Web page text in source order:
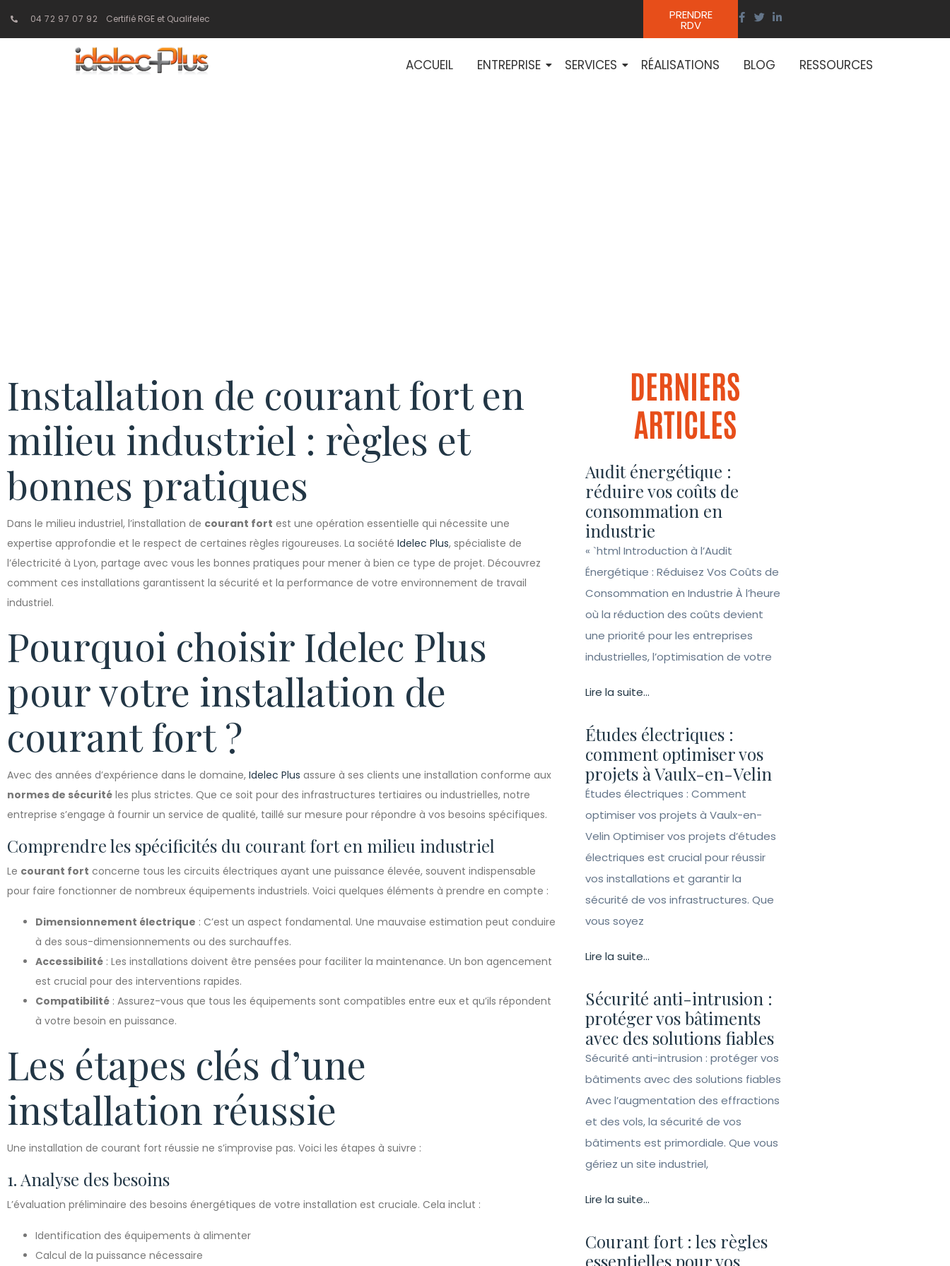
04 72 97 07 92 Certifié RGE et Qualifelec PRENDRE
RDV
ACCUEIL ENTREPRISE SERVICES RÉALISATIONS BLOG RESSOURCES
Installation de courant fort en
milieu industriel : règles et
bonnes pratiques
Dans le milieu industriel, l’installation de courant fort est une opération essentielle qui nécessite une
expertise approfondie et le respect de certaines règles rigoureuses. La société Idelec Plus, spécialiste de
l’électricité à Lyon, partage avec vous les bonnes pratiques pour mener à bien ce type de projet. Découvrez
comment ces installations garantissent la sécurité et la performance de votre environnement de travail
industriel.
Pourquoi choisir Idelec Plus
pour votre installation de
courant fort ?
Avec des années d’expérience dans le domaine, Idelec Plus assure à ses clients une installation conforme aux
normes de sécurité les plus strictes. Que ce soit pour des infrastructures tertiaires ou industrielles, notre
entreprise s’engage à fournir un service de qualité, taillé sur mesure pour répondre à vos besoins spécifiques.
Comprendre les spécificités du courant fort en milieu industriel
Le courant fort concerne tous les circuits électriques ayant une puissance élevée, souvent indispensable
pour faire fonctionner de nombreux équipements industriels. Voici quelques éléments à prendre en compte :
Dimensionnement électrique : C’est un aspect fondamental. Une mauvaise estimation peut conduire
à des sous-dimensionnements ou des surchauffes.
Accessibilité : Les installations doivent être pensées pour faciliter la maintenance. Un bon agencement
est crucial pour des interventions rapides.
Compatibilité : Assurez-vous que tous les équipements sont compatibles entre eux et qu’ils répondent
à votre besoin en puissance.
Les étapes clés d’une
installation réussie
Une installation de courant fort réussie ne s’improvise pas. Voici les étapes à suivre :
1. Analyse des besoins
L’évaluation préliminaire des besoins énergétiques de votre installation est cruciale. Cela inclut :
Identification des équipements à alimenter
Calcul de la puissance nécessaire
DERNIERS
ARTICLES
Audit énergétique :
réduire vos coûts de
consommation en
industrie
« `html Introduction à l’Audit
Énergétique : Réduisez Vos Coûts de
Consommation en Industrie À l’heure
où la réduction des coûts devient
une priorité pour les entreprises
industrielles, l’optimisation de votre
Lire la suite...
Études électriques :
comment optimiser vos
projets à Vaulx-en-Velin
Études électriques : Comment
optimiser vos projets à Vaulx-en-
Velin Optimiser vos projets d’études
électriques est crucial pour réussir
vos installations et garantir la
sécurité de vos infrastructures. Que
vous soyez
Lire la suite...
Sécurité anti-intrusion :
protéger vos bâtiments
avec des solutions fiables
Sécurité anti-intrusion : protéger vos
bâtiments avec des solutions fiables
Avec l’augmentation des effractions
et des vols, la sécurité de vos
bâtiments est primordiale. Que vous
gériez un site industriel,
Lire la suite...
Courant fort : les règles
essentielles pour vos